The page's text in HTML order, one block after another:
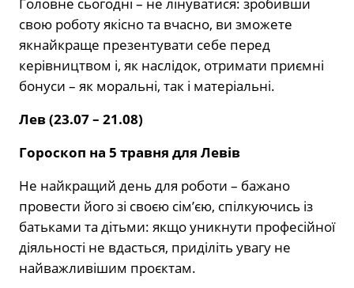
Головне сьогодні – не лінуватися: зробивши
свою роботу якісно та вчасно, ви зможете
якнайкраще презентувати себе перед
керівництвом і, як наслідок, отримати приємні
бонуси – як моральні, так і матеріальні.
Лев (23.07 – 21.08)
Гороскоп на 5 травня для Левів
Не найкращий день для роботи – бажано
провести його зі своєю сім’єю, спілкуючись із
батьками та дітьми: якщо уникнути професійної
діяльності не вдасться, приділіть увагу не
найважливішим проєктам.